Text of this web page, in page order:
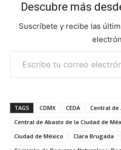
Descubre más
Suscríbete y recibe las
Escribe tu correo electrónico…
TAGS CDMX CEDA
Central de
Central de Abasto de la Ciudad de
Ciudad de México
Clara Brugada